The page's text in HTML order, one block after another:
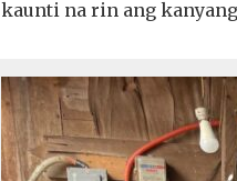
kaunti na rin ang